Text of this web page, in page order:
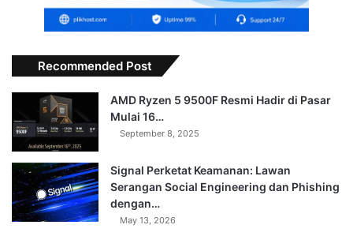
Recommended Post
AMD Ryzen 5 9500F Resmi Hadir di Pasar
Mulai 16…
September 8, 2025
Signal Perketat Keamanan: Lawan
Serangan Social Engineering dan Phishing
dengan…
May 13, 2026